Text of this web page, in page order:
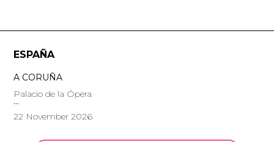
ESPAÑA
A CORUÑA
Palacio de la Ópera
22 November 2026